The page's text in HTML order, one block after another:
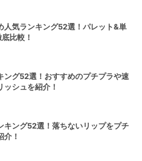
人気ランキング52選！パレット&単
比較！
ング52選！おすすめのプチプラや速
シュを紹介！
キング52選！落ちないリップをプチ
介！